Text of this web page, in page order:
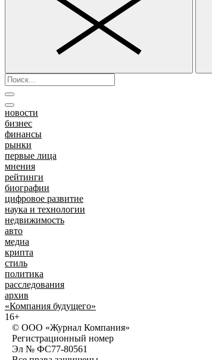
новости
бизнес
финансы
рынки
первые лица
мнения
рейтинги
биографии
цифровое развитие
наука и технологии
недвижимость
авто
медиа
крипта
стиль
политика
расследования
архив
«Компания будущего»
16+
© ООО «Журнал Компания»
Регистрационный номер
Эл № ФС77-80561